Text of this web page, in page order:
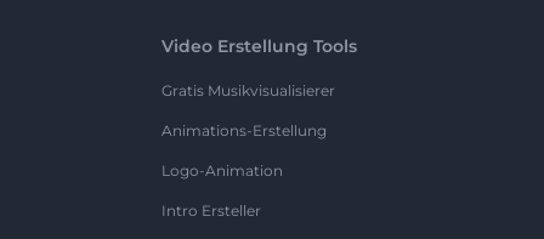
Video Erstellung Tools
Gratis Musikvisualisierer
Animations-Erstellung
Logo-Animation
Intro Ersteller